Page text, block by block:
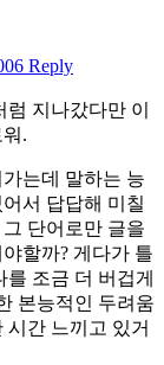
11:37
Reply
지나갔다만 이
.
는데 말하는 능
서 답답해 미칠
단어로만 글을
할까? 게다가 틀
조금 더 버겁게
본능적인 두려움
시간 느끼고 있거